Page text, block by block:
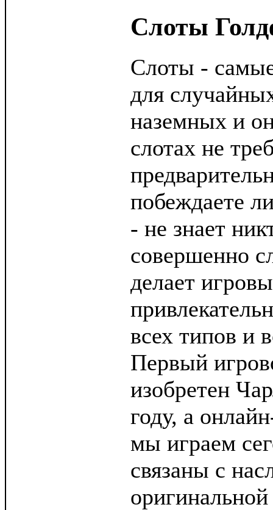
Слоты
Слоты -
для
наземных и
слотах не
побеждаете
- не знает
совершенно
делает
всех типов и
Первый
изобретен
году, а
мы играем
связаны с